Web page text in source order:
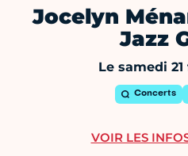
Jocelyn
Jazz
Le samedi
Concerts
VOIR LES